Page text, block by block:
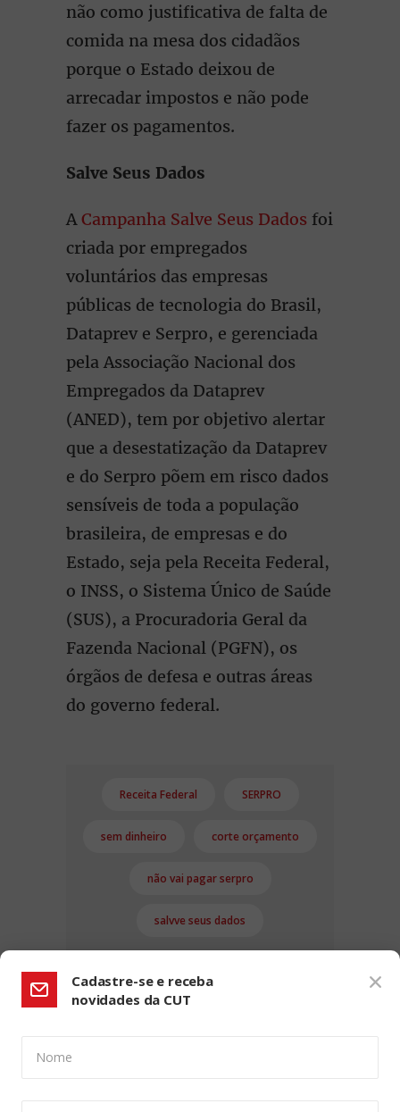
não como justificativa de falta de
comida na mesa dos cidadãos
porque o Estado deixou de
arrecadar impostos e não pode
fazer os pagamentos.
Salve Seus Dados
ACampanha Salve Seus Dados foi
criada por empregados
voluntários das empresas
públicas de tecnologia do Brasil,
Dataprev e Serpro, e gerenciada
pela Associação Nacional dos
Empregados da Dataprev
(ANED), tem por objetivo alertar
que a desestatização da Dataprev
e do Serpro põem em risco dados
sensíveis de toda a população
brasileira, de empresas e do
Estado, seja pela Receita Federal,
o INSS, o Sistema Único de Saúde
(SUS), a Procuradoria Geral da
Fazenda Nacional (PGFN), os
órgãos de defesa e outras áreas
do governo federal.
Receita Federal SERPRO
sem dinheiro corte orçamento
não vai pagar serpro
salvve seus dados
Cadastre-se e receba
novidades da CUT
Nome